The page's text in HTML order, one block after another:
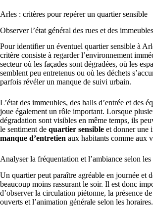
Arles : critères pour repérer un quartier sensible
Observer l’état général des rues et des immeubles
Pour identifier un éventuel quartier sensible à
critère consiste à regarder l’environnement
secteur où les façades sont dégradées, où les
semblent peu entretenus ou où les déchets
parfois révéler un manque de suivi urbain.
L’état des immeubles, des halls d’entrée et des
joue également un rôle important. Lorsque
dégradation sont visibles en même temps, ils
le sentiment de quartier sensible et donner une
manque d’entretien aux habitants comme aux
Analyser la fréquentation et l’ambiance selon les
Un quartier peut paraître agréable en journée et
beaucoup moins rassurant le soir. Il est donc
d’observer la circulation piétonne, la présence
ouverts et l’animation générale selon les horaires.